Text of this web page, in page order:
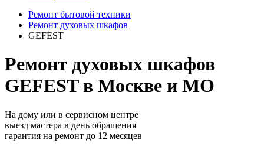
Ремонт бытовой техники
Ремонт духовых шкафов
GEFEST
Ремонт духовых шкафов
GEFEST в Москве и МО
На дому или в сервисном центре
выезд мастера в день обращения
гарантия на ремонт до 12 месяцев